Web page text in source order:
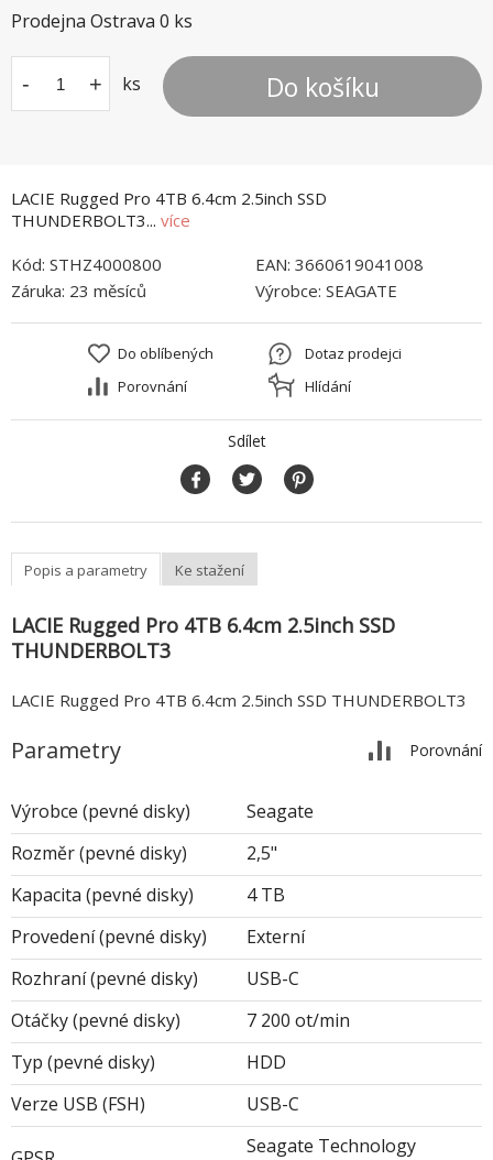
LACIE Rugged Pro 4TB 6.4cm 2.5inch SSD
THUNDERBOLT3... více
Prodejna Ostrava 0 ks
- + ks Do košíku
Kód: STHZ4000800 EAN: 3660619041008
Záruka: 23 měsíců Výrobce: SEAGATE
Do oblíbených
Porovnání
Dotaz prodejci
Hlídání
Sdílet
Popis a parametry Ke stažení
LACIE Rugged Pro 4TB 6.4cm 2.5inch SSD
THUNDERBOLT3
LACIE Rugged Pro 4TB 6.4cm 2.5inch SSD THUNDERBOLT3
Parametry Porovnání
Výrobce (pevné disky)
Seagate
Rozměr (pevné disky)
2,5"
Kapacita (pevné disky)
4 TB
Provedení (pevné disky)
Externí
Rozhraní (pevné disky)
USB-C
Otáčky (pevné disky)
7 200 ot/min
Typ (pevné disky)
HDD
Verze USB (FSH)
USB-C
Seagate Technology